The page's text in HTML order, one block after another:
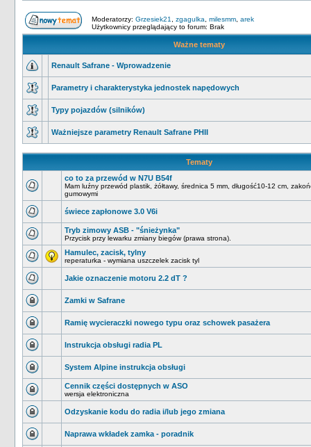
Moderatorzy: Grzesiek21 zgagulka milesmm arek
Użytkownicy przeglądający to forum: Brak
Ważne tematy
Renault Safrane - Wprowadzenie
Parametry i charakterystyka jednostek napędowych
Typy pojazdów (silników)
Ważniejsze parametry Renault Safrane PHII
Tematy
co to za przewód w N7U B54f
Mam luźny przewód plastik, żółtawy, średnica 5 mm, długość10-12 cm,
gumowymi
świece zapłonowe 3.0 V6i
Tryb zimowy ASB - "śnieżynka"
Przycisk przy lewarku zmiany biegów (prawa strona).
Hamulec, zacisk, tylny
reperaturka - wymiana uszczelek zacisk tyl
Jakie oznaczenie motoru 2.2 dT ?
Zamki w Safrane
Ramię wycieraczki nowego typu oraz schowek pasażera
Instrukcja obsługi radia PL
System Alpine instrukcja obsługi
Cennik części dostępnych w ASO
wersja elektroniczna
Odzyskanie kodu do radia i/lub jego zmiana
Naprawa wkładek zamka - poradnik